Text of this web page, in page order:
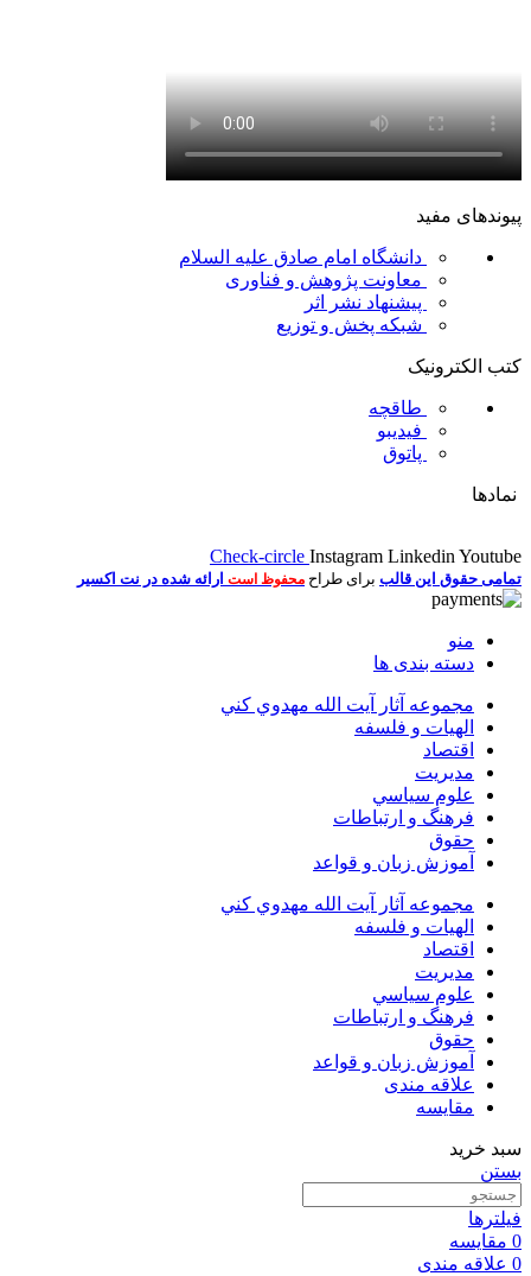
پیوندهای مفید
دانشگاه امام صادق علیه السلام
معاونت پژوهش و فناوری
پیشنهاد نشر اثر
شبکه پخش و توزیع
کتب الکترونیک
طاقچه
فیدیبو
پاتوق
نمادها
Check-circle Instagram Linkedin Youtube
تمامی حقوق این قالب برای طراح محفوظ است ارائه شده در نت اکسیر
منو
دسته بندی ها
مجموعه آثار آيت الله مهدوي كني
الهیات و فلسفه
اقتصاد
مديريت
علوم سياسي
فرهنگ و ارتباطات
حقوق
آموزش زبان و قواعد
مجموعه آثار آيت الله مهدوي كني
الهیات و فلسفه
اقتصاد
مديريت
علوم سياسي
فرهنگ و ارتباطات
حقوق
آموزش زبان و قواعد
علاقه مندی
مقایسه
سبد خرید
بستن
فیلترها
0 مقایسه
0 علاقه مندی